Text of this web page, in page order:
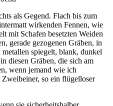
als Gegend. Flach bis zum
wirkenden Fennen, wie
mit Schafen besetzten Weiden
gerade gezogenen Gräben, in
spiegelt, blank, dunkel
diesen Gräben, die sich am
wenn jemand wie ich
so ein flügelloser